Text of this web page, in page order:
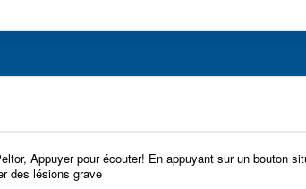
Appuyer pour écouter! En appuyant sur un bouton
des lésions grave